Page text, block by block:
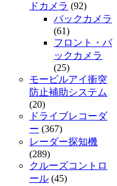
ドカメラ (92)
バックカメラ
(61)
フロント・バ
ックカメラ
(25)
モービルアイ衝突
防止補助システム
(20)
ドライブレコーダ
ー (367)
レーダー探知機
(289)
クルーズコントロ
ール (45)